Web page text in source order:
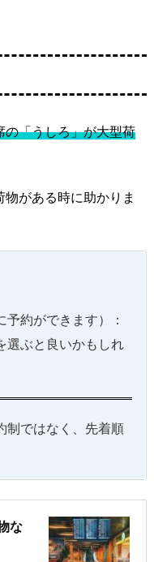
の「うしろ」が大型荷
がある時に助かりま
約ができます）：
選ぶと良いかもしれ
制ではなく、先着順
な